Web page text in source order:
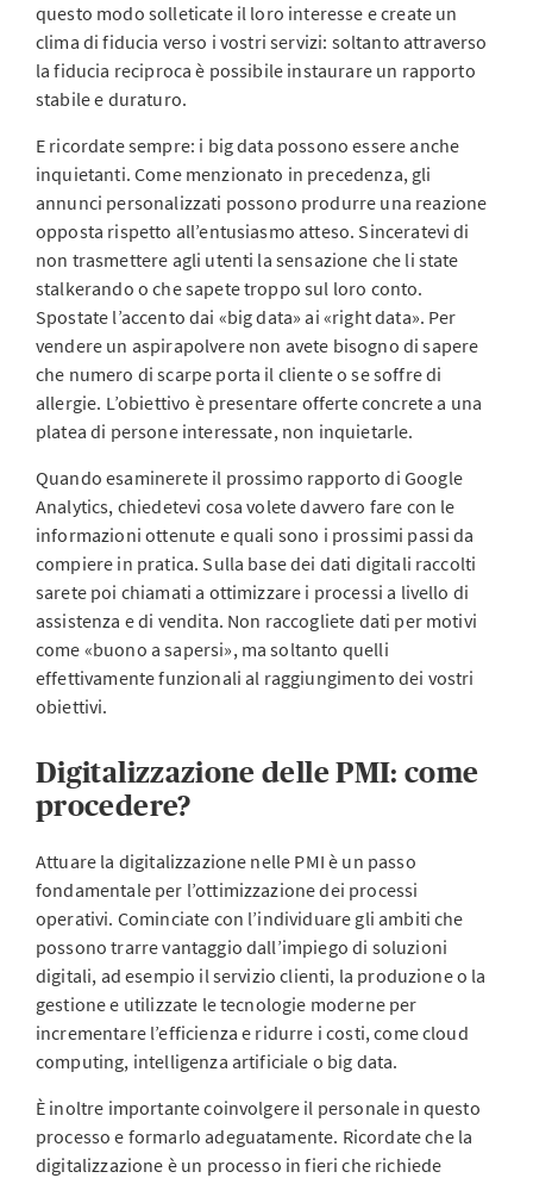
questo modo solleticate il loro interesse e create un
clima di fiducia verso i vostri servizi: soltanto attraverso
la fiducia reciproca è possibile instaurare un rapporto
stabile e duraturo.
E ricordate sempre: i big data possono essere anche
inquietanti. Come menzionato in precedenza, gli
annunci personalizzati possono produrre una reazione
opposta rispetto all’entusiasmo atteso. Sinceratevi di
non trasmettere agli utenti la sensazione che li state
stalkerando o che sapete troppo sul loro conto.
Spostate l’accento dai «big data» ai «right data». Per
vendere un aspirapolvere non avete bisogno di sapere
che numero di scarpe porta il cliente o se soffre di
allergie. L’obiettivo è presentare offerte concrete a una
platea di persone interessate, non inquietarle.
Quando esaminerete il prossimo rapporto di Google
Analytics, chiedetevi cosa volete davvero fare con le
informazioni ottenute e quali sono i prossimi passi da
compiere in pratica. Sulla base dei dati digitali raccolti
sarete poi chiamati a ottimizzare i processi a livello di
assistenza e di vendita. Non raccogliete dati per motivi
come «buono a sapersi», ma soltanto quelli
effettivamente funzionali al raggiungimento dei vostri
obiettivi.
Digitalizzazione delle PMI: come
procedere?
Attuare la digitalizzazione nelle PMI è un passo
fondamentale per l’ottimizzazione dei processi
operativi. Cominciate con l’individuare gli ambiti che
possono trarre vantaggio dall’impiego di soluzioni
digitali, ad esempio il servizio clienti, la produzione o la
gestione e utilizzate le tecnologie moderne per
incrementare l’efficienza e ridurre i costi, come cloud
computing, intelligenza artificiale o big data.
È inoltre importante coinvolgere il personale in questo
processo e formarlo adeguatamente. Ricordate che la
digitalizzazione è un processo in fieri che richiede